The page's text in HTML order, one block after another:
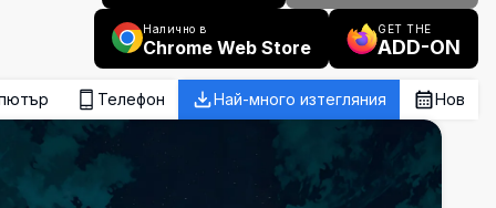
Налично в
Chrome Web Store
GET THE
ADD-ON
Телефон Най-много изтегляния Нов